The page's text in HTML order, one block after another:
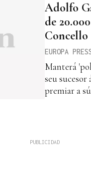
Adolfo
de
Concello
EUROPA
Manterá
seu
premiar a